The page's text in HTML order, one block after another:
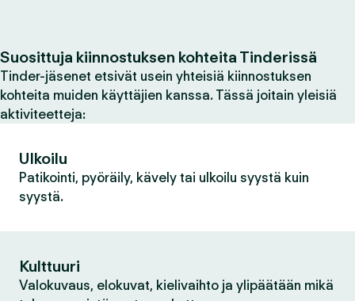
Suosittuja kiinnostuksen kohteita Tinderissä
Tinder-jäsenet etsivät usein yhteisiä kiinnostuksen
kohteita muiden käyttäjien kanssa. Tässä joitain yleisiä
aktiviteetteja:
Ulkoilu
Patikointi, pyöräily, kävely tai ulkoilu syystä kuin
syystä.
Kulttuuri
Valokuvaus, elokuvat, kielivaihto ja ylipäätään mikä